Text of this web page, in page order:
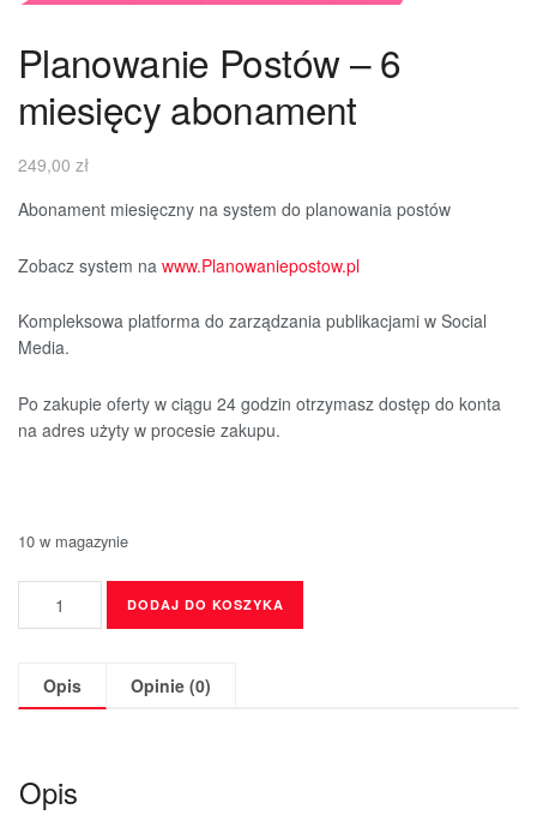
Planowanie Postów – 6
miesięcy abonament
249,00 zł
Abonament miesięczny na system do planowania postów
Zobacz system na www.Planowaniepostow.pl
Kompleksowa platforma do zarządzania publikacjami w Social
Media.
Po zakupie oferty w ciągu 24 godzin otrzymasz dostęp do konta
na adres użyty w procesie zakupu.
10 w magazynie
DODAJ DO KOSZYKA
Opis Opinie (0)
Opis